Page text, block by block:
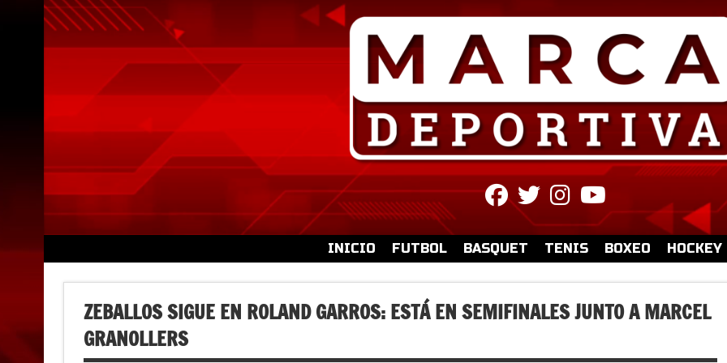
fab
fa-
facebook
fab
fa-
twitter
fab
fa-
instagram
fa-
youtube
INICIO FUTBOL BASQUET TENIS BOXEO HOCKEY
ZEBALLOS SIGUE EN ROLAND GARROS: ESTÁ EN SEMIFINALES JUNTO A MARCEL
GRANOLLERS